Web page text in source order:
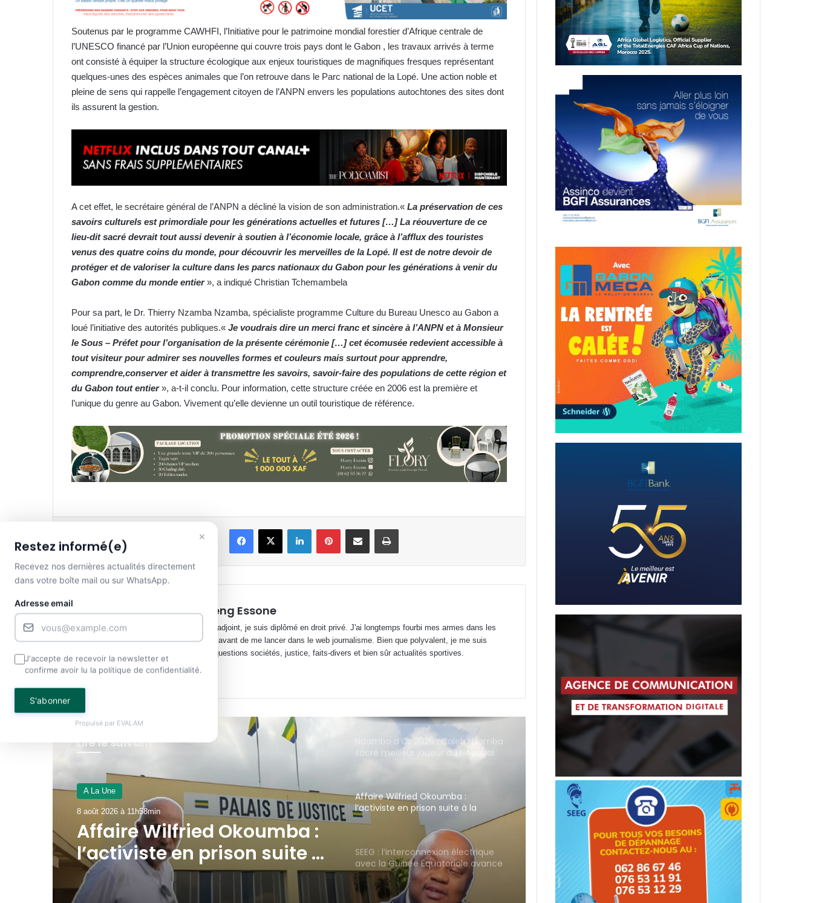
Soutenus par le programme CAWHFI, l’Initiative pour le patrimoine mondial forestier d’Afrique centrale de
l’UNESCO financé par l’Union européenne qui couvre trois pays dont le Gabon , les travaux arrivés à terme
ont consisté à équiper la structure écologique aux enjeux touristiques de magnifiques fresques représentant
quelques-unes des espèces animales que l’on retrouve dans le Parc national de la Lopé. Une action noble et
pleine de sens qui rappelle l’engagement citoyen de l’ANPN envers les populations autochtones des sites dont
ils assurent la gestion.
A cet effet, le secrétaire général de l’ANPN a décliné la vision de son administration.« La préservation de ces
savoirs culturels est primordiale pour les générations actuelles et futures […] La réouverture de ce
lieu-dit sacré devrait tout aussi devenir à soutien à l’économie locale, grâce à l’afflux des touristes
venus des quatre coins du monde, pour découvrir les merveilles de la Lopé. Il est de notre devoir de
protéger et de valoriser la culture dans les parcs nationaux du Gabon pour les générations à venir du
Gabon comme du monde entier», a indiqué Christian Tchemambela
Pour sa part, le Dr. Thierry Nzamba Nzamba, spécialiste programme Culture du Bureau Unesco au Gabon a
loué l’initiative des autorités publiques.« Je voudrais dire un merci franc et sincère à l’ANPN et à Monsieur
le Sous – Préfet pour l’organisation de la présente cérémonie […] cet écomusée redevient accessible à
tout visiteur pour admirer ses nouvelles formes et couleurs mais surtout pour apprendre,
comprendre,conserver et aider à transmettre les savoirs, savoir-faire des populations de cette région et
du Gabon tout entier», a-t-il conclu. Pour information, cette structure créée en 2006 est la première et
l’unique du genre au Gabon. Vivement qu’elle devienne un outil touristique de référence.
Partager
FacebookX LinkedinPinterestPartager par email Imprimer
Lyonnel Mbeng Essone
Rédacteur en chef adjoint, je suis diplômé en droit privé. J'ai longtemps fourbi mes armes dans les
cabinets juridiques avant de me lancer dans le web journalisme. Bien que polyvalent, je me suis
spécialisé sur les questions sociétés, justice, faits-divers et bien sûr actualités sportives.
Website
Facebook
X
Lire le suivant
A La Une
7 août 2026 à 16h17min
SEEG : l’interconnexion
électrique avec la Guinée
Équatoriale avance dans le
Woleu-Ntem
du Sénat !
Alain Giresse : « Il nous faut d’abord
reconstruire l’équipe nationale »
AAN-GA : sécurisation et
financement au menu de la 45e
session
avec le litre de super le plus
Canal+ : 100% des coupes d’Europe
masculines de football jusqu’en
2031 en Afrique !
sacré meilleur joueur du National
Affaire Wilfried Okoumba :
l’activiste en prison suite à la
SEEG : l’interconnexion électrique
avec la Guinée Équatoriale avance
dans le Woleu-Ntem
Gabon : À quand le retour de
l’instance aux fins de preuves pour
les médias ?
×
Restez informé(e)
Recevez nos dernières actualités directement
dans votre boîte mail ou sur WhatsApp.
Adresse email
J'accepte de recevoir la newsletter et
confirme avoir lu la politique de confidentialité.
S'abonner
Propulsé par EVALAM